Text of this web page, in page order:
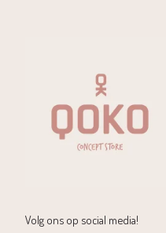
Volg ons op social media!